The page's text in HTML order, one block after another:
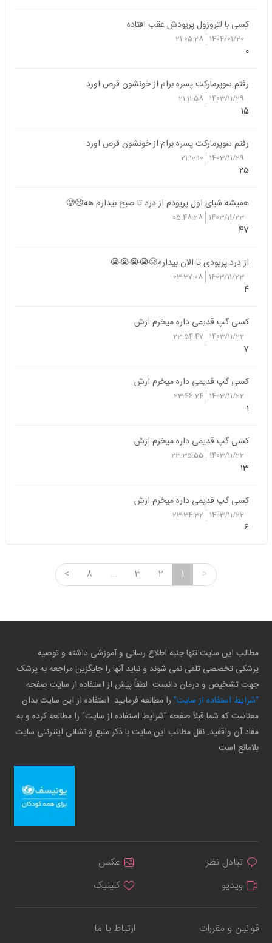
کسی با لتروزول پریودش عقب افتاده
1404/01/20
21:05:28
0
رفتم سوپرمارکت پسره برام از خونشون قرص اورد
1403/11/29
21:11:58
15
رفتم سوپرمارکت پسره برام از خونشون قرص اورد
1403/11/29
21:10:10
25
همیشه شبای اول پریودم از درد تا صبح بیدارم هه😞🥲
1403/11/23
05:48:28
47
از درد پریودی تا الان بیدارم🥲😭😭😭😭
1403/11/23
03:37:08
4
کسی گپ قدیمی داره میخرم ازش
1403/11/22
23:54:47
7
کسی گپ قدیمی داره میخرم ازش
1403/11/22
23:46:24
1
کسی گپ قدیمی داره میخرم ازش
1403/11/22
23:35:55
13
کسی گپ قدیمی داره میخرم ازش
1403/11/22
23:34:32
6
>
1
2
3
...
8
<
مطالب این سایت تنها جنبه اطلاع رسانی و آموزشی داشته و توصیه
پزشکی تخصصی تلقی نمی شوند و نباید آنها را جایگزین مراجعه به پزشک
جهت تشخیص و درمان دانست. لطفاً پیش از استفاده از سایت صفحه
"شرایط استفاده از سایت" را مطالعه فرمایید. استفاده از این سایت بدان
معناست که شما قبلاً صفحه "شرایط استفاده از سایت" را مطالعه کرده و به
مفاد آن واقفید. نقل مطالب این سایت با ذکر منبع و نشانی اینترنتی سایت
بلامانع است
تبادل نظر
عکس
ویدیو
کلینیک
قوانین و مقررات ارتباط با ما